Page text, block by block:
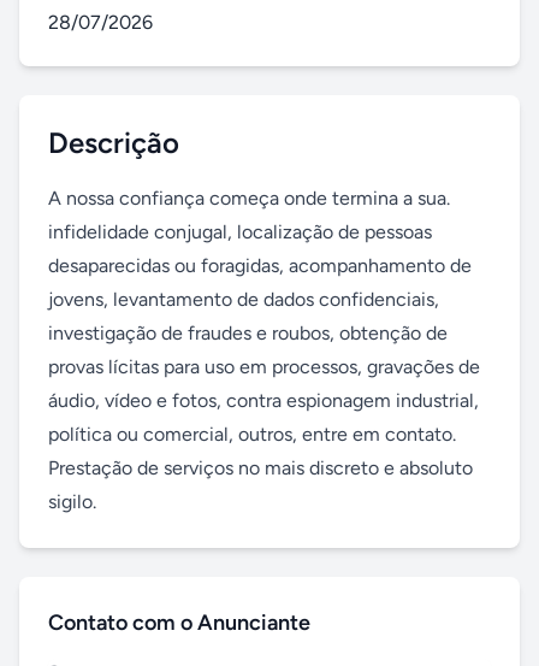
28/07/2026
Descrição
A nossa confiança começa onde termina a sua.
infidelidade conjugal, localização de pessoas
desaparecidas ou foragidas, acompanhamento de
jovens, levantamento de dados confidenciais,
investigação de fraudes e roubos, obtenção de
provas lícitas para uso em processos, gravações de
áudio, vídeo e fotos, contra espionagem industrial,
política ou comercial, outros, entre em contato.
Prestação de serviços no mais discreto e absoluto
sigilo.
Contato com o Anunciante